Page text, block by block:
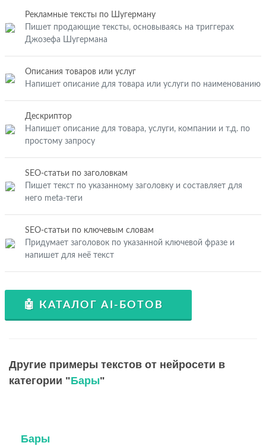
Рекламные тексты по Шугерману
Пишет продающие тексты, основываясь на триггерах
Джозефа Шугермана
Описания товаров или услуг
Напишет описание для товара или услуги по наименованию
Дескриптор
Напишет описание для товара, услуги, компании и т.д. по
простому запросу
SEO-статьи по заголовкам
Пишет текст по указанному заголовку и составляет для
него meta-теги
SEO-статьи по ключевым словам
Придумает заголовок по указанной ключевой фразе и
напишет для неё текст
🤖 КАТАЛОГ AI-БОТОВ
Другие примеры текстов от нейросети в
категории "Бары"
Бары